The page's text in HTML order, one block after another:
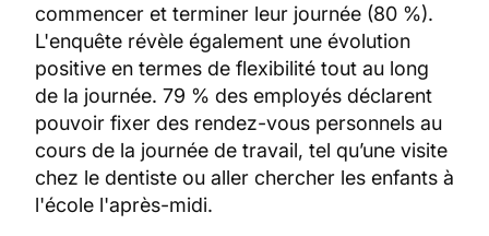
commencer et terminer leur journée (80 %).
L'enquête révèle également une évolution
positive en termes de flexibilité tout au long
de la journée. 79 % des employés déclarent
pouvoir fixer des rendez-vous personnels au
cours de la journée de travail, tel qu’une visite
chez le dentiste ou aller chercher les enfants à
l'école l'après-midi.